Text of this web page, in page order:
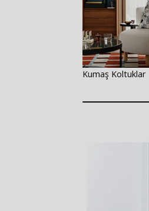
Kumaş Koltuklar